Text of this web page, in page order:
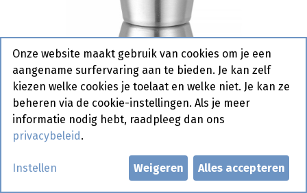
596722 Barmaatje 25/50 ml
Hendi 1 st
Onze website maakt gebruik van cookies om je een
aangename surfervaring aan te bieden. Je kan zelf
kiezen welke cookies je toelaat en welke niet. Je kan ze
beheren via de cookie-instellingen. Als je meer
informatie nodig hebt, raadpleeg dan ons
privacybeleid .
Instellen Weigeren Alles accepteren